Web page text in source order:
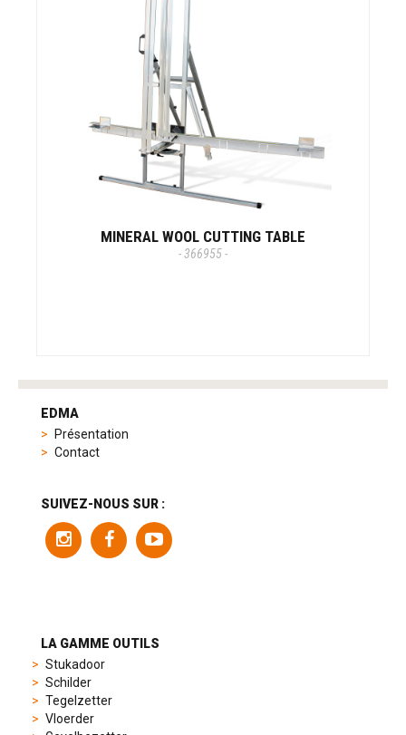
MINERAL WOOL CUTTING TABLE
- 366955 -
tag
product
sporty
chronographs
elegant
EDMA
Présentation
Contact
SUIVEZ-NOUS SUR :
LA GAMME OUTILS
Stukadoor
Schilder
Tegelzetter
Vloerder